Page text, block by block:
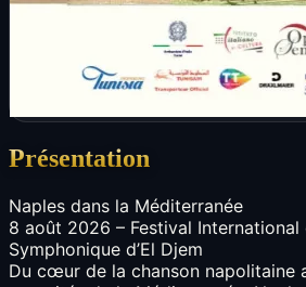
Présentation
Naples dans la Méditerranée
8 août 2026 – Festival International
Symphonique d’El Djem
Du cœur de la chanson napolitaine